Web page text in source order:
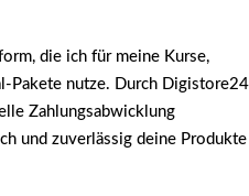
die ich für meine Kurse,
Pakete nutze. Durch Digistore24
Zahlungsabwicklung
und zuverlässig deine Produkte